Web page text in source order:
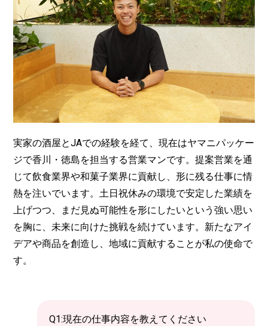
実家の酒屋とJAでの経験を経て、現在はヤマニパッケー
ジで香川・徳島を担当する営業マンです。提案営業を通
じて飲食業界や和菓子業界に貢献し、形に残る仕事に情
熱を注いでいます。土日祝休みの環境で安定した業績を
上げつつ、まだ見ぬ可能性を形にしたいという強い思い
を胸に、未来に向けた挑戦を続けています。新たなアイ
デアや商品を創造し、地域に貢献することが私の使命で
す。
Q1:現在の仕事内容を教えてください